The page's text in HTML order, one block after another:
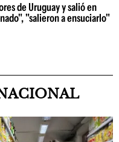
de Uruguay y salió en
"salieron a ensuciarlo"